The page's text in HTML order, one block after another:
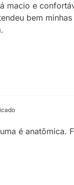
e
bem
é anatômica.